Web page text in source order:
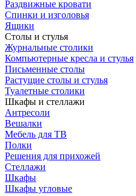
Раздвижные кровати
Спинки и изголовья
Ящики
Столы и стулья
Журнальные столики
Компьютерные кресла и стулья
Письменные столы
Растущие столы и стулья
Туалетные столики
Шкафы и стеллажи
Антресоли
Вешалки
Мебель для ТВ
Полки
Решения для прихожей
Стеллажи
Шкафы
Шкафы угловые